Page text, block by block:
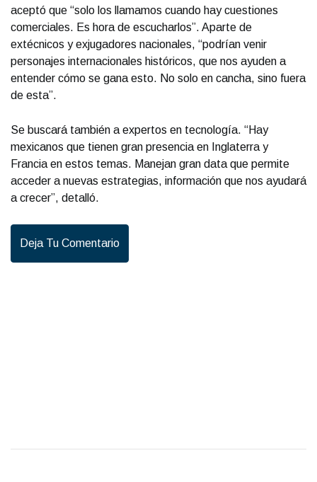
aceptó que “solo los llamamos cuando hay cuestiones
comerciales. Es hora de escucharlos”. Aparte de
extécnicos y exjugadores nacionales, “podrían venir
personajes internacionales históricos, que nos ayuden a
entender cómo se gana esto. No solo en cancha, sino fuera
de esta”.
Se buscará también a expertos en tecnología. “Hay
mexicanos que tienen gran presencia en Inglaterra y
Francia en estos temas. Manejan gran data que permite
acceder a nuevas estrategias, información que nos ayudará
a crecer”, detalló.
Deja Tu Comentario